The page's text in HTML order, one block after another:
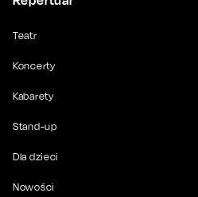
Teatr
Koncerty
Kabarety
Stand-up
Dla dzieci
Nowości